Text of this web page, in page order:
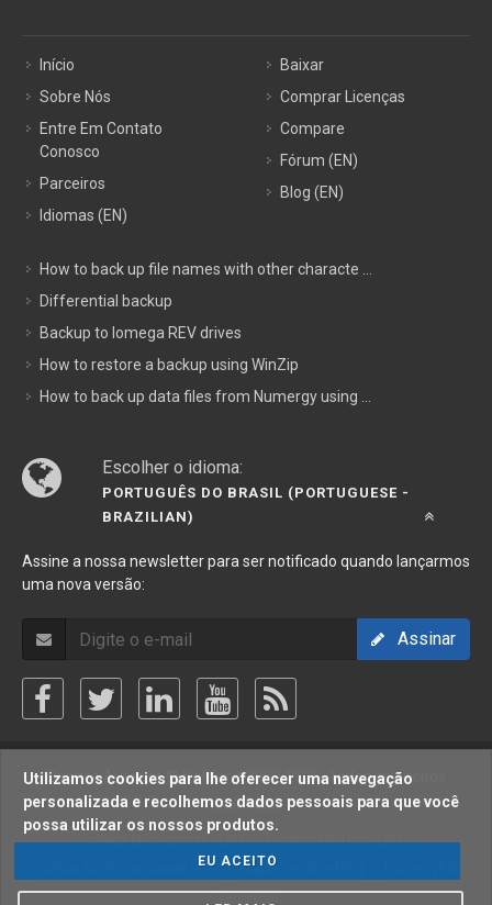
Início
Sobre Nós
Entre Em Contato
Conosco
Parceiros
Idiomas (EN)
Baixar
Comprar Licenças
Compare
Fórum (EN)
Blog (EN)
How to back up file names with other characte ...
Differential backup
Backup to Iomega REV drives
How to restore a backup using WinZip
How to back up data files from Numergy using ...
Escolher o idioma:
PORTUGUÊS DO BRASIL (PORTUGUESE -
BRAZILIAN)
Assine a nossa newsletter para ser notificado quando lançarmos
uma nova versão:
Assinar
Direitos Autorais © Softland 2002-2026. Todos os direitos
reservados.
Política De Suporte (EN)/Termos De Uso (EN)/
Política De Privacidade (EN) /Mapa Do Site (EN)
/Blog (EN)
Utilizamos cookies para lhe oferecer uma navegação
personalizada e recolhemos dados pessoais para que você
possa utilizar os nossos produtos.
EU ACEITO